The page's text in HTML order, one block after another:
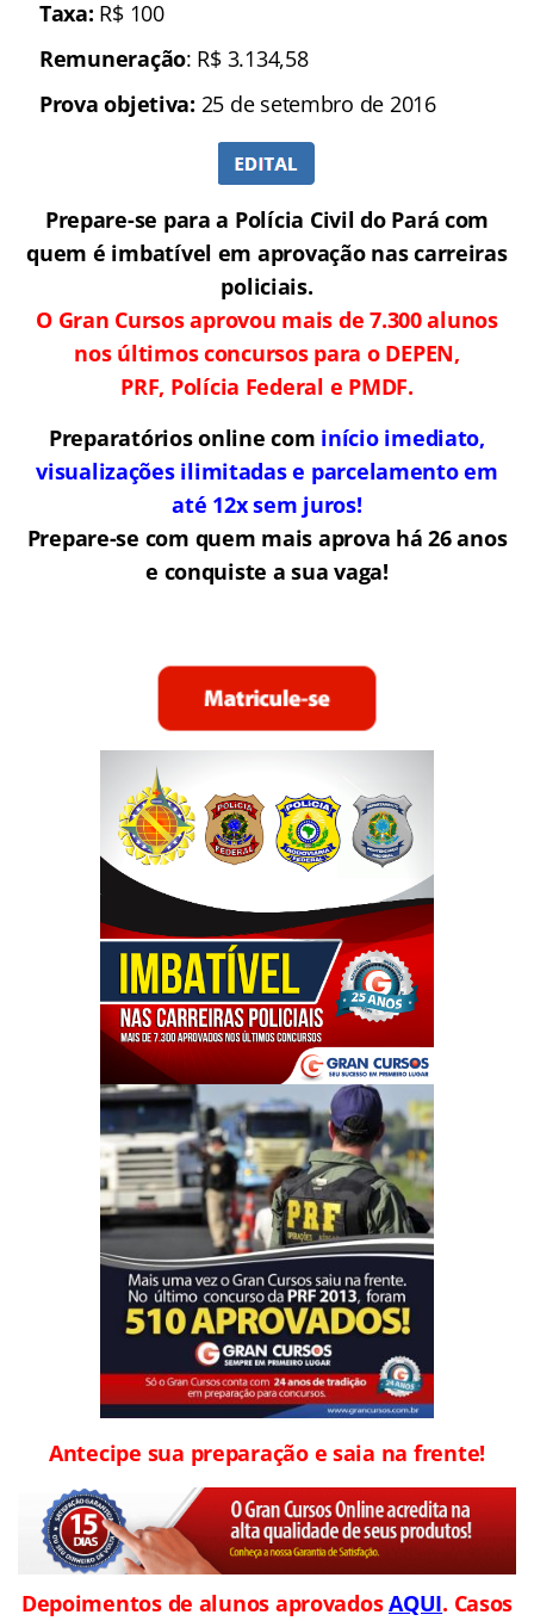
Taxa: R$ 100
Remuneração: R$ 3.134,58
Prova objetiva: 25 de setembro de 2016
Prepare-se para a Polícia Civil do Pará com
quem é imbatível em aprovação nas carreiras
policiais.
O Gran Cursos aprovou mais de 7.300 alunos
nos últimos concursos para o DEPEN,
PRF, Polícia Federal e PMDF.
Preparatórios online com início imediato,
visualizações ilimitadas e parcelamento em
até 12x sem juros!
Prepare-se com quem mais aprova há 26 anos
e conquiste a sua vaga!
Antecipe sua preparação e saia na frente!
Depoimentos de alunos aprovadosAQUI. Casos